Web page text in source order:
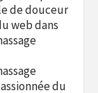
de douceur
webdans
du